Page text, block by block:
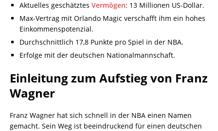
Aktuelles geschätztes Vermögen: 13 Millionen US-Dollar.
Max-Vertrag mit Orlando Magic verschafft ihm ein hohes
Einkommenspotenzial.
Durchschnittlich 17,8 Punkte pro Spiel in der NBA.
Erfolge mit der deutschen Nationalmannschaft.
Einleitung zum Aufstieg von Franz
Wagner
Franz Wagner hat sich schnell in der NBA einen Namen
gemacht. Sein Weg ist beeindruckend für einen deutschen